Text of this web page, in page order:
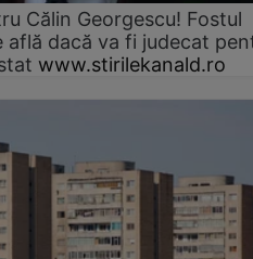
Călin Georgescu! Fostul
află dacă va fi judecat
www.stirilekanald.ro